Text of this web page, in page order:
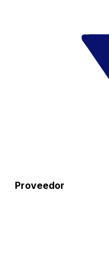
Proveedor